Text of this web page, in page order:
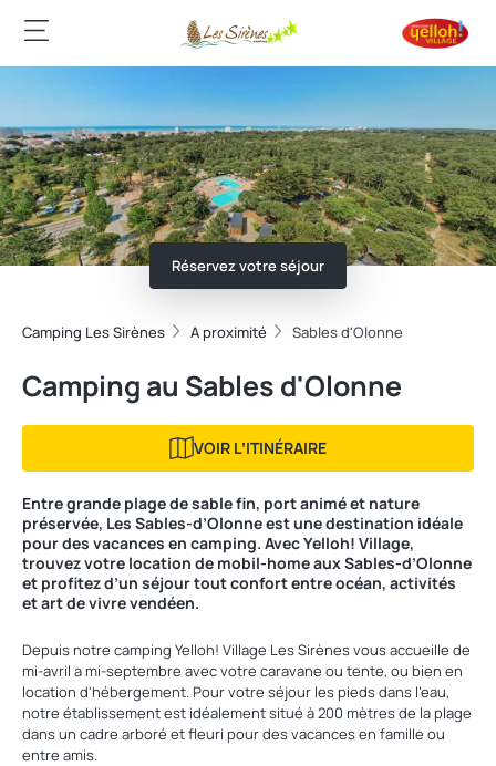
Réservez votre séjour
Camping Les Sirènes A proximité Sables d'Olonne
Camping au Sables d'Olonne
VOIR LʼITINÉRAIRE
Entre grande plage de sable fin, port animé et nature
préservée, Les Sables-d’Olonne est une destination idéale
pour des vacances en camping. Avec Yelloh! Village,
trouvez votre location de mobil-home aux Sables-d’Olonne
et profitez d’un séjour tout confort entre océan, activités
et art de vivre vendéen.
Depuis notre camping Yelloh! Village Les Sirènes vous accueille de
mi-avril a mi-septembre avec votre caravane ou tente, ou bien en
location d'hébergement. Pour votre séjour les pieds dans l'eau,
notre établissement est idéalement situé à 200 mètres de la plage
dans un cadre arboré et fleuri pour des vacances en famille ou
entre amis.